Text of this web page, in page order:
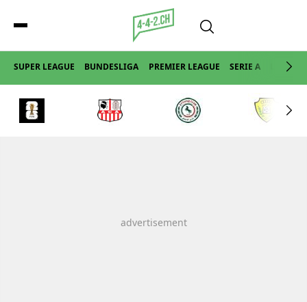
SUPER LEAGUE BUNDESLIGA PREMIER LEAGUE SERIE A LA LIGA